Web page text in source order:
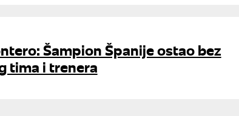
Šampion Španije ostao bez
tima i trenera